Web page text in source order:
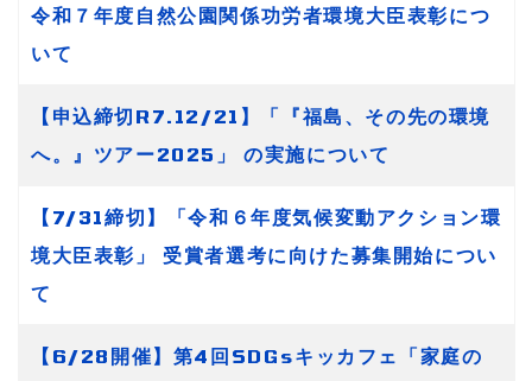
令和７年度自然公園関係功労者環境大臣表彰につ
いて
【申込締切R7.12/21】「『福島、その先の環境
へ。』ツアー2025」 の実施について
【7/31締切】「令和６年度気候変動アクション環
境大臣表彰」 受賞者選考に向けた募集開始につい
て
【6/28開催】第4回SDGsキッカフェ「家庭の